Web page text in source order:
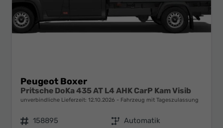
Peugeot Boxer
Pritsche DoKa 435 AT L4 AHK CarP Kam Visib
unverbindliche Lieferzeit: 12.10.2026 Fahrzeug mit Tageszulassung
Fahrzeugnr. 158895 Getriebe Automatik